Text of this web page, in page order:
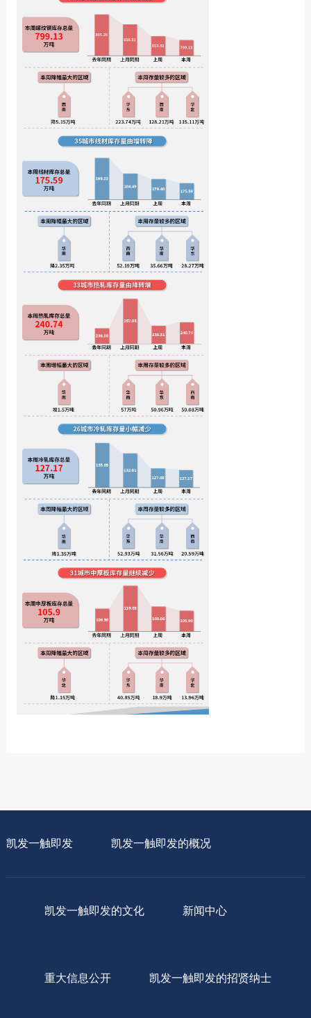
凯发一触即发 凯发一触即发的概况
凯发一触即发的文化 新闻中心
重大信息公开 凯发一触即发的招贤纳士